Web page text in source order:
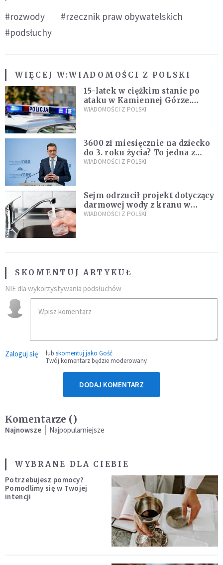
#rozwody
#rzecznik praw obywatelskich
#podsłuchy
WIĘCEJ W:WIADOMOŚCI Z POLSKI
15-latek w ciężkim stanie po
ataku w Kamiennej Górze.
Policja zatrzymała dwóch
WIADOMOŚCI Z POLSKI
3600 zł miesięcznie na dziecko
do 3. roku życia? To jedna z
propozycji programu "Rozwój
WIADOMOŚCI Z POLSKI
Sejm odrzucił projekt dotyczący
darmowej wody z kranu w
restauracjach
WIADOMOŚCI Z POLSKI
SKOMENTUJ ARTYKUŁ
NIE dla wykorzystywania podsłuchów
Zaloguj się lub skomentuj jako Gość
Twój komentarz będzie moderowany
DODAJ KOMENTARZ
Komentarze ()
Najnowsze Najpopularniejsze
WYBRANE DLA CIEBIE
Potrzebujesz pomocy?
Pomodlimy się w Twojej
intencji